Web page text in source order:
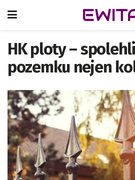
HK ploty –
pozemku nejen